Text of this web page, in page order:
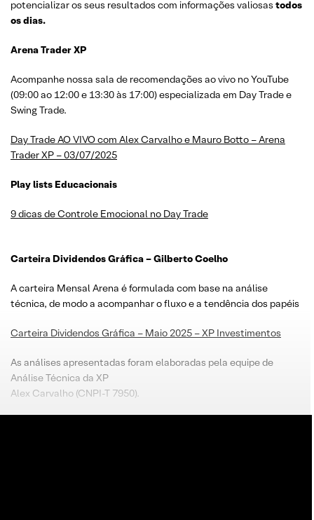
potencializar os seus resultados com informações valiosas todos
os dias.
Arena Trader XP
Acompanhe nossa sala de recomendações ao vivo no YouTube
(09:00 ao 12:00 e 13:30 às 17:00) especializada em Day Trade e
Swing Trade.
Day Trade AO VIVO com Alex Carvalho e Mauro Botto – Arena
Trader XP – 03/07/2025
Play lists Educacionais
9 dicas de Controle Emocional no Day Trade
Carteira Dividendos Gráfica – Gilberto Coelho
A carteira Mensal Arena é formulada com base na análise
técnica, de modo a acompanhar o fluxo e a tendência dos papéis
Carteira Dividendos Gráfica – Maio 2025 – XP Investimentos
As análises apresentadas foram elaboradas pela equipe de
Análise Técnica da XP
Alex Carvalho (CNPI-T 7950).